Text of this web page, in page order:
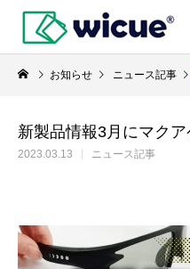
お知らせ ニュース記事
新製品情報3月にマクア
2023.03.13 ニュース記事